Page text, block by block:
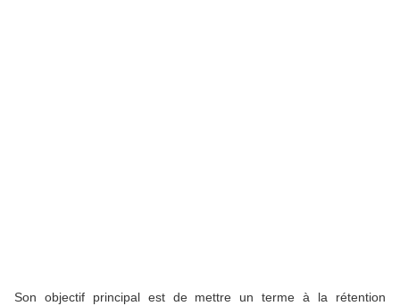
Son objectif principal est de mettre un terme à la rétention